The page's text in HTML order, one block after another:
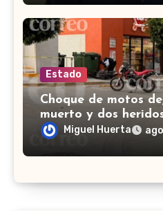
Estado
Choque de motos
muerto y dos
Presidentes, en León
Miguel Huerta